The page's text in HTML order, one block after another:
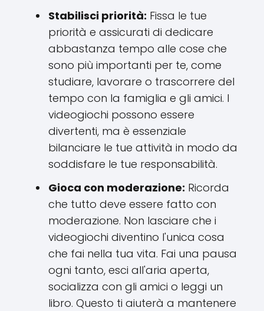
Stabilisci priorità: Fissa le tue
priorità e assicurati di dedicare
abbastanza tempo alle cose che
sono più importanti per te, come
studiare, lavorare o trascorrere del
tempo con la famiglia e gli amici. I
videogiochi possono essere
divertenti, ma è essenziale
bilanciare le tue attività in modo da
soddisfare le tue responsabilità.
Gioca con moderazione: Ricorda
che tutto deve essere fatto con
moderazione. Non lasciare che i
videogiochi diventino l'unica cosa
che fai nella tua vita. Fai una pausa
ogni tanto, esci all'aria aperta,
socializza con gli amici o leggi un
libro. Questo ti aiuterà a mantenere